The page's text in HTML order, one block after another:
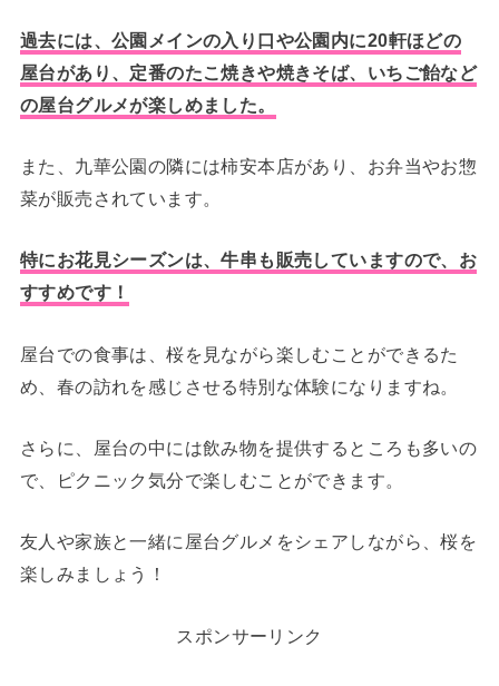
過去には、公園メインの入り口や公園内に20軒ほどの
屋台があり、定番のたこ焼きや焼きそば、いちご飴など
の屋台グルメが楽しめました。
また、九華公園の隣には柿安本店があり、お弁当やお惣
菜が販売されています。
特にお花見シーズンは、牛串も販売していますので、お
すすめです！
屋台での食事は、桜を見ながら楽しむことができるた
め、春の訪れを感じさせる特別な体験になりますね。
さらに、屋台の中には飲み物を提供するところも多いの
で、ピクニック気分で楽しむことができます。
友人や家族と一緒に屋台グルメをシェアしながら、桜を
楽しみましょう！
スポンサーリンク